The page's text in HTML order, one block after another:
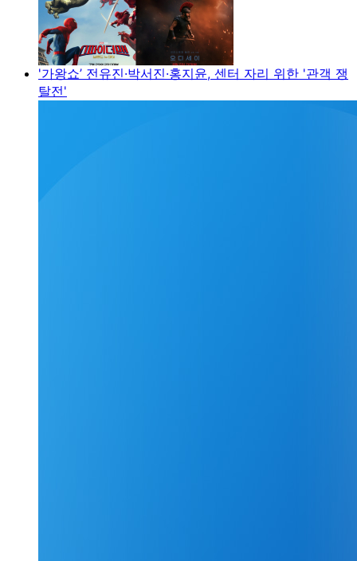
'가왕쇼’ 전유진·박서진·홍지윤, 센터 자리 위한 '관객 쟁
탈전'